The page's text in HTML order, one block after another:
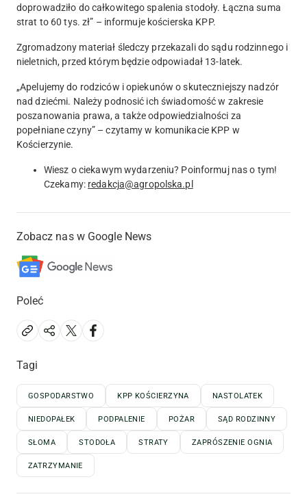
doprowadziło do całkowitego spalenia stodoły. Łączna suma
strat to 60 tys. zł” – informuje kościerska KPP.
Zgromadzony materiał śledczy przekazali do sądu rodzinnego i
nieletnich, przed którym będzie odpowiadał 13-latek.
„Apelujemy do rodziców i opiekunów o skuteczniejszy nadzór
nad dziećmi. Należy podnosić ich świadomość w zakresie
poszanowania prawa, a także odpowiedzialności za
popełniane czyny” – czytamy w komunikacie KPP w
Kościerzynie.
Wiesz o ciekawym wydarzeniu? Poinformuj nas o tym!
Czekamy: redakcja@agropolska.pl
Zobacz nas w Google News
Poleć
Tagi
GOSPODARSTWO KPP KOŚCIERZYNA NASTOLATEK
NIEDOPAŁEK PODPALENIE POŻAR SĄD RODZINNY
SŁOMA STODOŁA STRATY ZAPRÓSZENIE OGNIA
ZATRZYMANIE